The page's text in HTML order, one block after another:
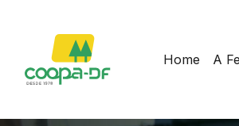
Home A